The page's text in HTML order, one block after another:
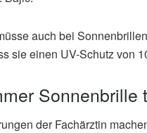
auch bei
sie einen UV-Schutz von
Sonnenbrille
der Fachärztin